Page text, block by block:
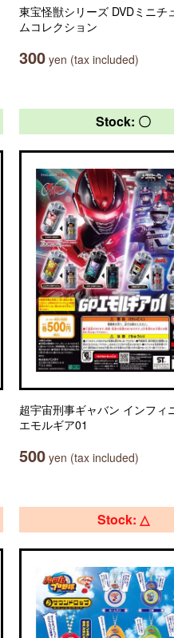
東宝怪獣シリーズ DVDミニチ
ムコレクション
300 yen (tax included)
Stock: 〇
超宇宙刑事ギャバン インフィ
エモルギア01
500 yen (tax included)
Stock: △